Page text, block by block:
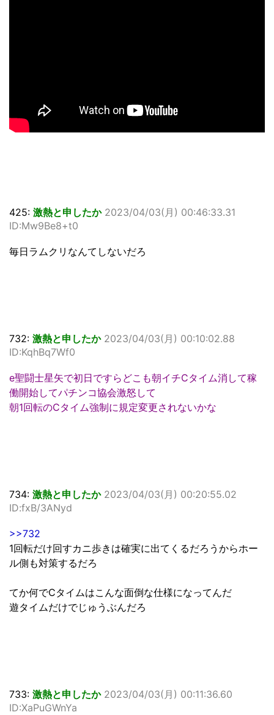
425: 激熱と申したか 2023/04/03(月) 00:46:33.31
ID:Mw9Be8+t0
毎日ラムクリなんてしないだろ
732: 激熱と申したか 2023/04/03(月) 00:10:02.88
ID:KqhBq7Wf0
e聖闘士星矢で初日ですらどこも朝イチCタイム消して稼
働開始してパチンコ協会激怒して
朝1回転のCタイム強制に規定変更されないかな
734: 激熱と申したか 2023/04/03(月) 00:20:55.02
ID:fxB/3ANyd
>>732
1回転だけ回すカニ歩きは確実に出てくるだろうからホー
ル側も対策するだろ
てか何でCタイムはこんな面倒な仕様になってんだ
遊タイムだけでじゅうぶんだろ
733: 激熱と申したか 2023/04/03(月) 00:11:36.60
ID:XaPuGWnYa